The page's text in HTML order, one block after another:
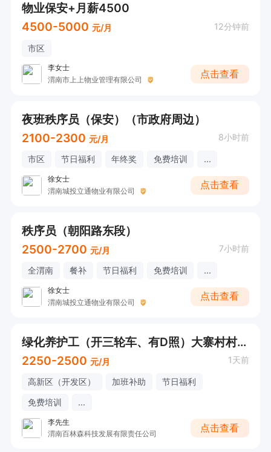
物业保安+月薪4500
4500-5000 元/月 12分钟前
市区
李女士
渭南市上上物业管理有限公司
点击查看
夜班秩序员（保安）（市政府周边）
2100-2300 元/月 8小时前
市区 节日福利 年终奖 免费培训 ...
徐女士
渭南城投立通物业有限公司
点击查看
秩序员（朝阳路东段）
2500-2700 元/月 7小时前
全渭南 餐补 节日福利 免费培训 ...
徐女士
渭南城投立通物业有限公司
点击查看
绿化养护工（开三轮车、有D照）大寨村村委会
2250-2500 元/月 1天前
高新区（开发区） 加班补助
节日福利
免费培训
...
李先生
渭南百林森科技发展有限责任公司
点击查看